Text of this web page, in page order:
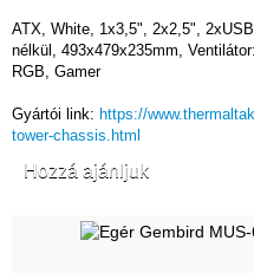
ATX, White, 1x3,5", 2x2,5",
nélkül, 493x479x235mm,
RGB, Gamer
Gyártói link: https://
tower-chassis.html
Hozzá ajánljuk